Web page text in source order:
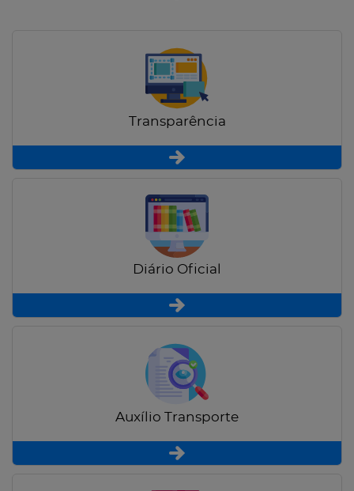
Transparência
Diário Oficial
Auxílio Transporte